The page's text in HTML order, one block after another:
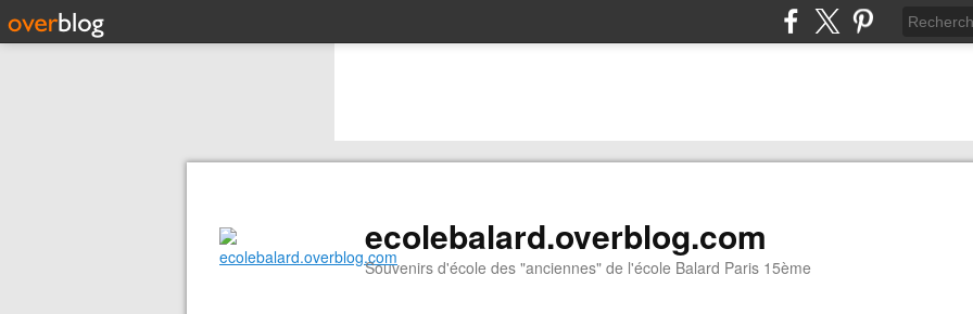
ecolebalard.overblog.com
Souvenirs d'école des "anciennes" de l'école Balard Paris 15ème